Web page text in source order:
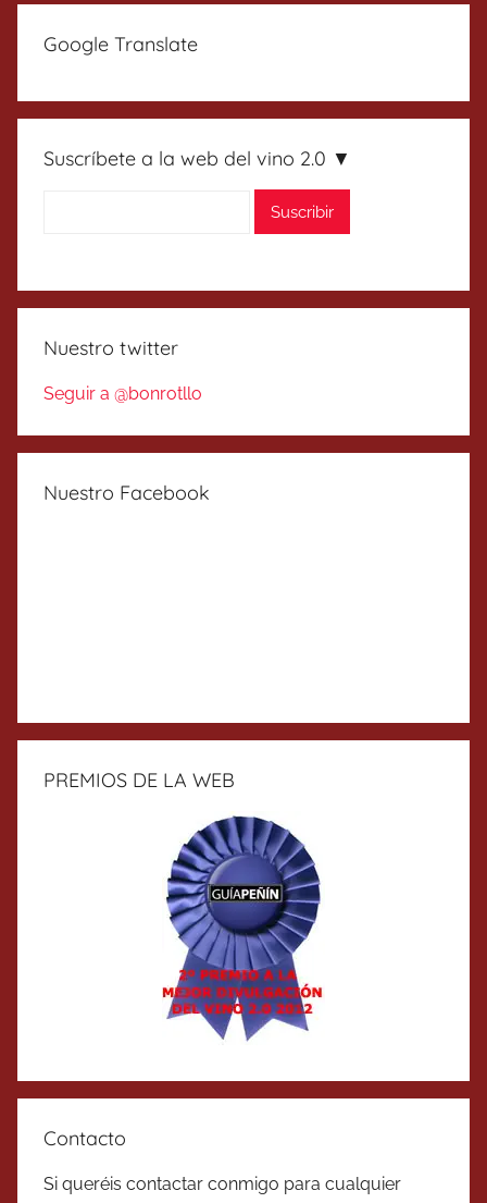
Google Translate
Suscríbete a la web del vino 2.0 ▼
Nuestro twitter
Seguir a @bonrotllo
Nuestro Facebook
PREMIOS DE LA WEB
Contacto
Si queréis contactar conmigo para cualquier